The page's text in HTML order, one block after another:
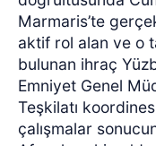
Marmaris’te
aktif rol alan ve o
bulunan ihraç
Emniyet Genel
Teşkilatı
çalışmalar